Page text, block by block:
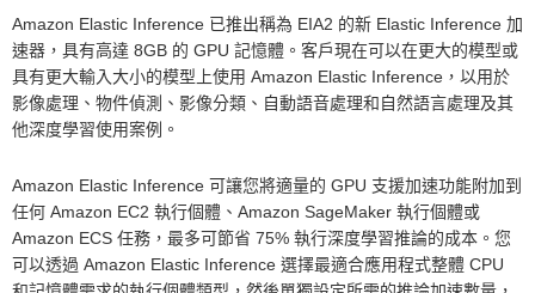
Amazon Elastic Inference 已推出稱為 EIA2 的新 Elastic Inference 加
速器，具有高達 8GB 的 GPU 記憶體。客戶現在可以在更大的模型或
具有更大輸入大小的模型上使用 Amazon Elastic Inference，以用於
影像處理、物件偵測、影像分類、自動語音處理和自然語言處理及其
他深度學習使用案例。
Amazon Elastic Inference 可讓您將適量的 GPU 支援加速功能附加到
任何 Amazon EC2 執行個體、Amazon SageMaker 執行個體或
Amazon ECS 任務，最多可節省 75% 執行深度學習推論的成本。您
可以透過 Amazon Elastic Inference 選擇最適合應用程式整體 CPU